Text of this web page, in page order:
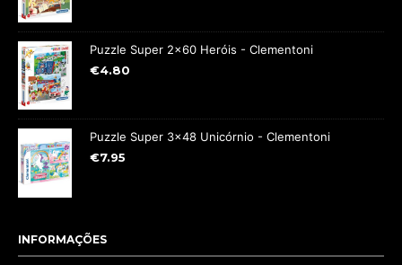
Puzzle Super 2x60 Heróis - Clementoni
€4.80
Puzzle Super 3x48 Unicórnio - Clementoni
€7.95
INFORMAÇÕES